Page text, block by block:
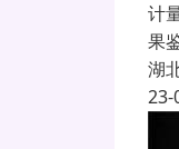
计
果
湖
23-